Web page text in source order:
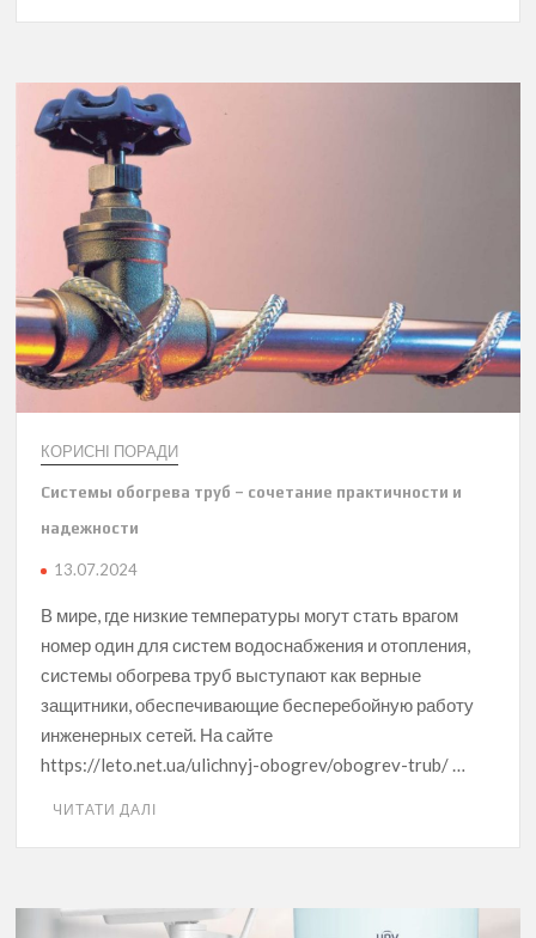
КОРИСНІ ПОРАДИ
Системы обогрева труб – сочетание практичности и
надежности
13.07.2024
В мире, где низкие температуры могут стать врагом
номер один для систем водоснабжения и отопления,
системы обогрева труб выступают как верные
защитники, обеспечивающие бесперебойную работу
инженерных сетей. На сайте
https://leto.net.ua/ulichnyj-obogrev/obogrev-trub/ …
ЧИТАТИ ДАЛІ